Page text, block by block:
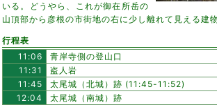
いる。どうやら、これが御在所岳の
山頂部から彦根の市街地の右に少し離れて見える建物
行程表
11:06
青岸寺側の登山口
11:31
盗人岩
11:45
太尾城（北城）跡 (11:45-11:52)
12:04
太尾城（南城）跡